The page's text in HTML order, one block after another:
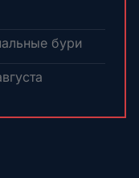
бури